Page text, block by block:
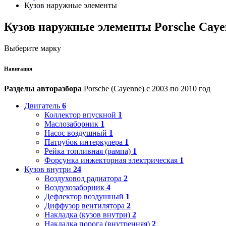
Кузов наружные элементы
Кузов наружные элементы Porsche
Выберите марку
Навигация
Разделы авторазбора Porsche (Cayenne) с 2003 по 2010 год
Двигатель 6
Коллектор впускной 1
Маслозаборник 1
Насос воздушный 1
Патрубок интеркулера 1
Рейка топливная (рампа) 1
Форсунка инжекторная электрическая 1
Кузов внутри 24
Воздуховод радиатора 2
Воздухозаборник 4
Дефлектор воздушный 1
Диффузор вентилятора 2
Накладка (кузов внутри) 2
Накладка порога (внутренняя) 2